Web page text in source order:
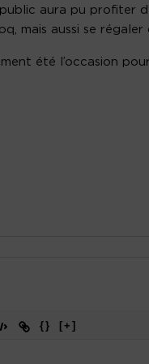
public aura pu profiter
mais aussi se régaler
été l’occasion
{} [+]